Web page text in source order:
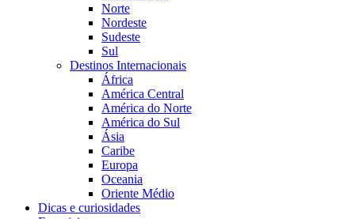
Norte
Nordeste
Sudeste
Sul
Destinos Internacionais
África
América Central
América do Norte
América do Sul
Ásia
Caribe
Europa
Oceania
Oriente Médio
Dicas e curiosidades